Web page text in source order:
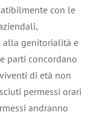
con le
alla genitorialità e
parti concordano
di età non
permessi orari
andranno